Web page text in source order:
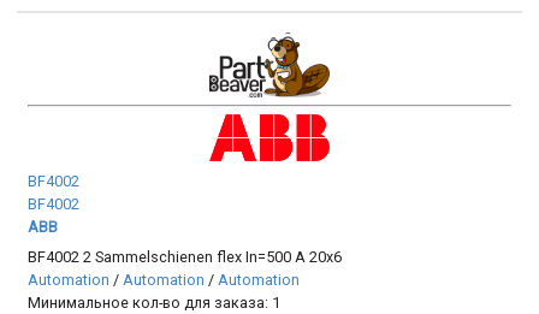
BF4002
BF4002
ABB
BF4002 2 Sammelschienen flex In=500 A 20x6
Automation / Automation / Automation
Минимальное кол-во для заказа: 1